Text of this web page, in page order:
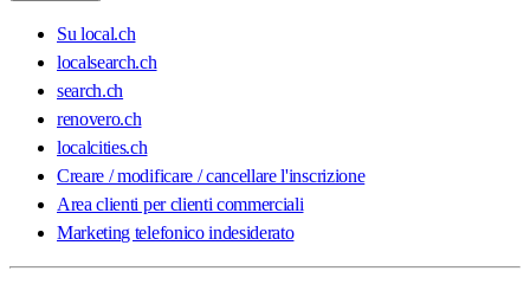
Su local.ch
localsearch.ch
search.ch
renovero.ch
localcities.ch
Creare / modificare / cancellare l'inscrizione
Area clienti per clienti commerciali
Marketing telefonico indesiderato